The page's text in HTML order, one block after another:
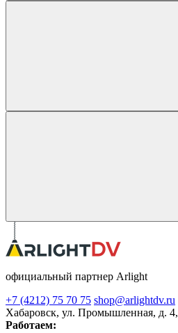
официальный партнер Arlight
+7 (4212) 75 70 75 shop@arlightdv.ru
Хабаровск, ул. Промышленная, д.
Работаем: